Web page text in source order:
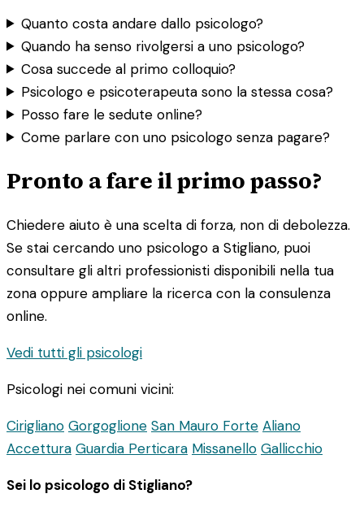
Quanto costa andare dallo psicologo?
Quando ha senso rivolgersi a uno psicologo?
Cosa succede al primo colloquio?
Psicologo e psicoterapeuta sono la stessa cosa?
Posso fare le sedute online?
Come parlare con uno psicologo senza pagare?
Pronto a fare il primo passo?
Chiedere aiuto è una scelta di forza, non di debolezza.
Se stai cercando uno psicologo a Stigliano, puoi
consultare gli altri professionisti disponibili nella tua
zona oppure ampliare la ricerca con la consulenza
online.
Vedi tutti gli psicologi
Psicologi nei comuni vicini:
Cirigliano Gorgoglione San Mauro Forte Aliano
Accettura Guardia Perticara Missanello Gallicchio
Sei lo psicologo di Stigliano?